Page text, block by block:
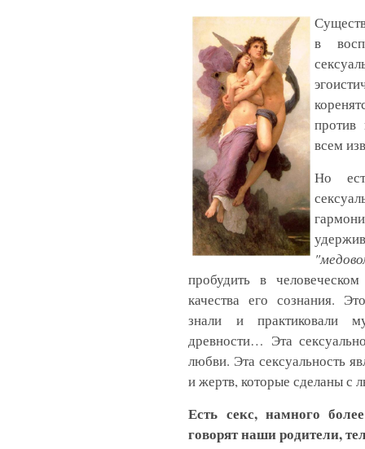
в
против
всем
Но
пробудить в
качества его сознания.
знали и практиковали
древности… Эта
любви. Эта сексуальность
и жертв, которые сделаны с
Есть секс, намного
говорят наши родители,